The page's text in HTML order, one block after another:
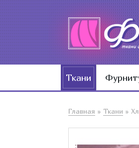
Ткани
Главная » Ткани »